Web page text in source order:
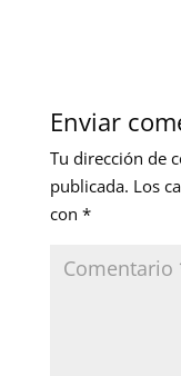
Enviar
Tu dirección de
publicada. Los
con *